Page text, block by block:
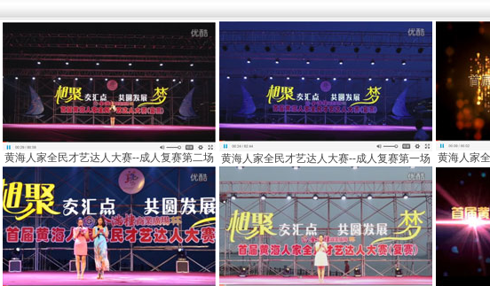
黄海人家全民才艺达人大赛--成人复赛第二场 黄海人家全民才艺达人大赛--成人复赛第一场 黄海人家